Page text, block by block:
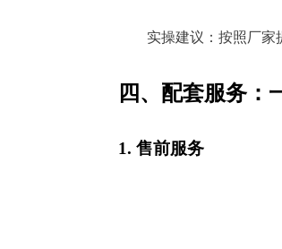
实操建议：按照厂家
四、配套服务：
1. 售前服务